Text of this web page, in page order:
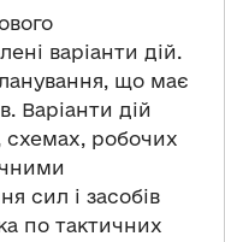
варіанти дій.
що має
Варіанти дій
робочих
сил і засобів
по тактичних